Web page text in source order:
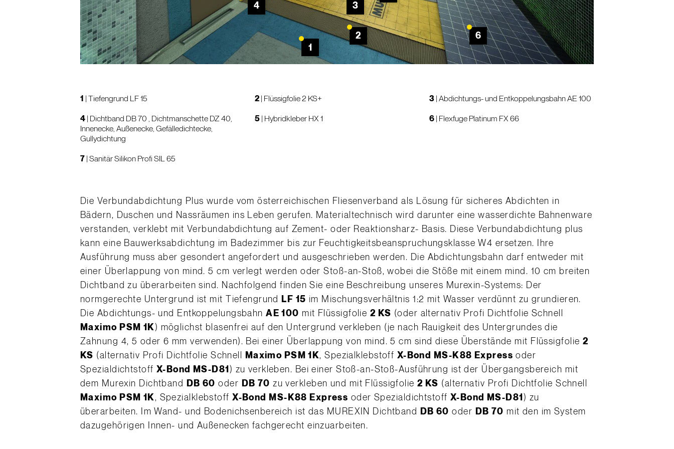
1
2
3
4
6
1 Tiefengrund LF 15 2 Flüssigfolie 2 KS+ 3 Abdichtungs- und Entkoppelungsbahn AE 100
4 Dichtband DB 70 , Dichtmanschette DZ 40,
Innenecke, Außenecke, Gefälledichtecke,
Gullydichtung
5 Hybridkleber HX 1 6 Flexfuge Platinum FX 66
7 Sanitär Silikon Profi SIL 65
Die Verbundabdichtung Plus wurde vom österreichischen Fliesenverband als Lösung für sicheres Abdichten in
Bädern, Duschen und Nassräumen ins Leben gerufen. Materialtechnisch wird darunter eine wasserdichte Bahnenware
verstanden, verklebt mit Verbundabdichtung auf Zement- oder Reaktionsharz- Basis. Diese Verbundabdichtung plus
kann eine Bauwerksabdichtung im Badezimmer bis zur Feuchtigkeitsbeanspruchungsklasse W4 ersetzen. Ihre
Ausführung muss aber gesondert angefordert und ausgeschrieben werden. Die Abdichtungsbahn darf entweder mit
einer Überlappung von mind. 5 cm verlegt werden oder Stoß-an-Stoß, wobei die Stöße mit einem mind. 10 cm breiten
Dichtband zu überarbeiten sind. Nachfolgend finden Sie eine Beschreibung unseres Murexin-Systems: Der
normgerechte Untergrund ist mit Tiefengrund
LF 15 im Mischungsverhältnis 1:2 mit Wasser verdünnt zu grundieren.
Die Abdichtungs- und EntkoppelungsbahnAE 100 mit Flüssigfolie 2 KS (oder alternativ Profi Dichtfolie Schnell
Maximo PSM 1K ) möglichst blasenfrei auf den Untergrund verkleben (je nach Rauigkeit des Untergrundes die
Zahnung 4, 5 oder 6 mm verwenden). Bei einer Überlappung von mind. 5 cm sind diese Überstände mit Flüssigfolie 2
KS (alternativ Profi Dichtfolie Schnell Maximo PSM 1K, Spezialklebstoff X-Bond MS-K88 Express oder
Spezialdichtstoff X-Bond MS-D81 ) zu verkleben. Bei einer Stoß-an-Stoß-Ausführung ist der Übergangsbereich mit
dem Murexin Dichtband
DB 60 oder DB 70 zu verkleben und mit Flüssigfolie2 KS (alternativ Profi Dichtfolie Schnell
Maximo PSM 1K, SpezialklebstoffX-Bond MS-K88 Express oder Spezialdichtstoff X-Bond MS-D81 ) zu
überarbeiten. Im Wand- und Bodenichsenbereich ist das MUREXIN Dichtband
DB 60 oder DB 70 mit den im System
dazugehörigen Innen- und Außenecken fachgerecht einzuarbeiten.